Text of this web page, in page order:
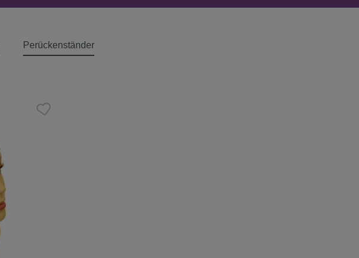
Perückenständer